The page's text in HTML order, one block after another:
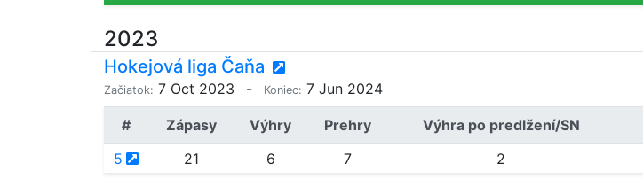
2023
Hokejová liga Čaňa
Začiatok: 7 Oct 2023 - Koniec: 7 Jun 2024
# Zápasy Výhry Prehry Výhra po predlžení/SN
5
21 6 7 2